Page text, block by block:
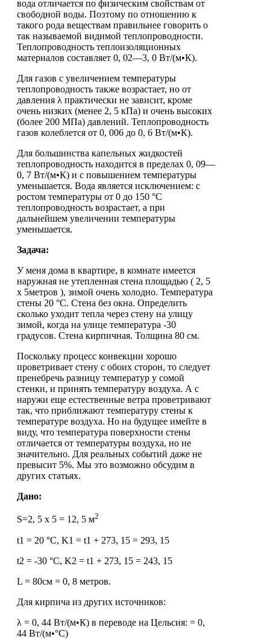
вода отличается по физическим свойствам от
свободной воды. Поэтому по отношению к
такого рода веществам правильнее говорить о
так называемой видимой теплопроводности.
Теплопроводность теплоизоляционных
материалов составляет 0, 02—3, 0 Вт/(м•К).
Для газов с увеличением температуры
теплопроводность также возрастает, но от
давления λ практически не зависит, кроме
очень низких (менее 2, 5 кПа) и очень высоких
(более 200 МПа) давлений. Теплопроводность
газов колеблется от 0, 006 до 0, 6 Вт/(м•К).
Для большинства капельных жидкостей
теплопроводность находится в пределах 0, 09—
0, 7 Вт/(м•К) и с повышением температуры
уменьшается. Вода является исключением: с
ростом температуры от 0 до 150 °С
теплопроводность возрастает, а при
дальнейшем увеличении температуры
уменьшается.
Задача:
У меня дома в квартире, в комнате имеется
наружная не утепленная стена площадью ( 2, 5
х 5метров ), зимой очень холодно. Температура
стены 20 °C. Стена без окна. Определить
сколько уходит тепла через стену на улицу
зимой, когда на улице температура -30
градусов. Стена кирпичная. Толщина 80 см.
Поскольку процесс конвекции хорошо
проветривает стену с обоих сторон, то следует
пренебречь разницу температур у сомой
стенки, и принять температуру воздуха. А с
наружи еще естественные ветра проветривают
так, что приближают температуру стены к
температуре воздуха. Но на будущее имейте в
виду, что температура поверхности стены
отличается от температуры воздуха, но не
значительно. Для реальных событий даже не
превысит 5%. Мы это возможно обсудим в
других статьях.
Дано:
S=2, 5 х 5 = 12, 5 м2
t1 = 20 °C, K1 = t1 + 273, 15 = 293, 15
t2 = -30 °C, K2 = t1 + 273, 15 = 243, 15
L = 80см = 0, 8 метров.
Для кирпича из других источников:
λ = 0, 44 Вт/(м•К) в переводе на Цельсия: = 0,
44 Вт/(м•°С)